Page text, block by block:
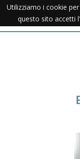
Utilizziamo i cookie
questo sito accetti